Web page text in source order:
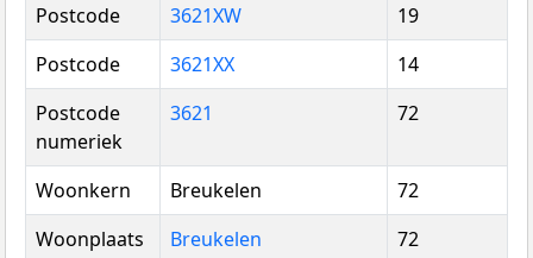
Postcode
3621XW
19
Postcode
3621XX
14
Postcode
numeriek
3621 72
Woonkern Breukelen
72
Woonplaats
Breukelen
72